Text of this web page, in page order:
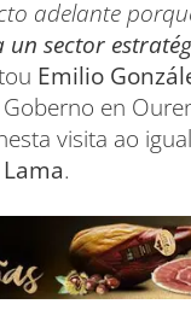
adelante
sector
Emilio
en
visita ao
.